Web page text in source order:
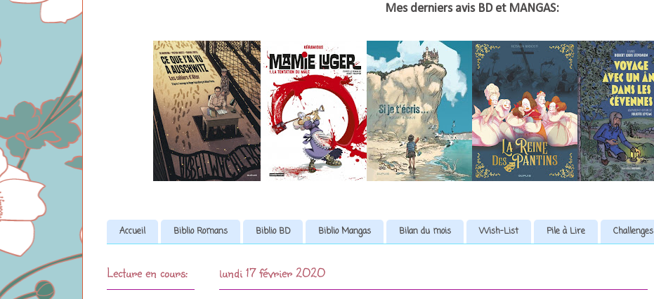
Mes derniers avis BD et MANGAS:
Accueil Biblio Romans Biblio BD Biblio Mangas Bilan du mois Wish-List Pile à Lire Challenges
lundi 17 février 2020
Lecture en cours: